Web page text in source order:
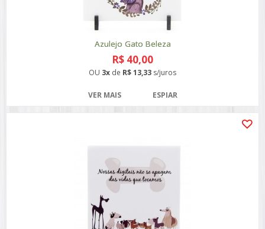
Azulejo Gato Beleza
R$ 40,00
OU 3x de R$ 13,33 s/juros
VER MAIS ESPIAR